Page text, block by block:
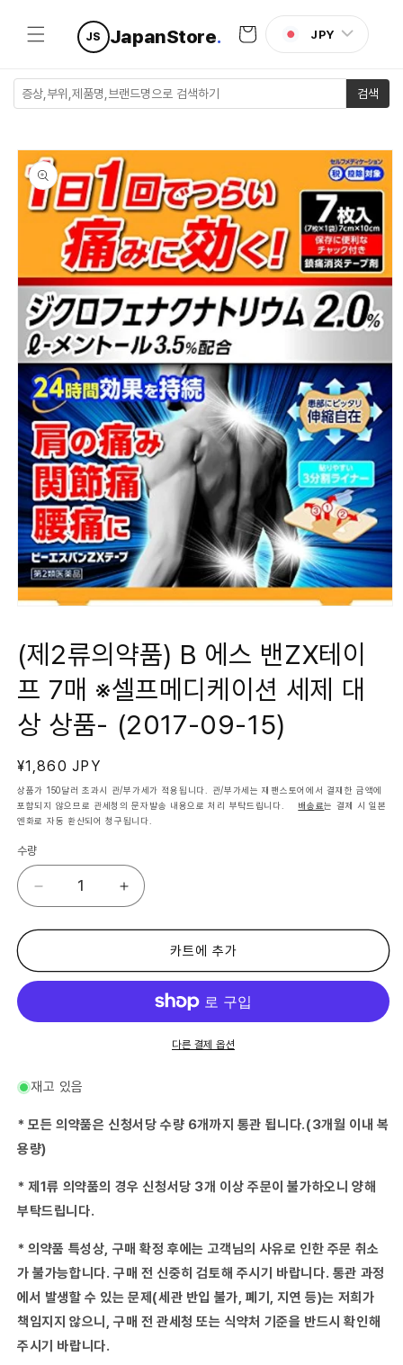
건너뛰기
JS JapanStore.
트
JPY
검색
제품 정보
로 건너뛰
기
에
서
미
디
어
열
(제2류의약품) B 에스 밴ZX테이
프 7매 ※셀프메디케이션 세제 대
상 상품- (2017-09-15)
정
가
¥1,860 JPY
상품가 150달러 초과시 관/부가세가 적용됩니다. 관/부가세는 재팬스토어에서 결재한 금액에
포함되지 않으므로 관세청의 문자발송 내용으로 처리 부탁드립니다. 배송료는 결제 시 일본
엔화로 자동 환산되어 청구됩니다.
수량
2
류
약
에
ZX
이
프
7
매
※
셀
메
디
케
이
션
세
(제
2
류
약
에
이
매
※
메
디
케
션
카트에 추가
다른 결제 옵션
재고 있음
* 모든 의약품은 신청서당 수량 6개까지 통관 됩니다.(3개월 이내 복
용량)
* 제1류 의약품의 경우 신청서당 3개 이상 주문이 불가하오니 양해
부탁드립니다.
* 의약품 특성상, 구매 확정 후에는 고객님의 사유로 인한 주문 취소
가 불가능합니다. 구매 전 신중히 검토해 주시기 바랍니다. 통관 과정
에서 발생할 수 있는 문제(세관 반입 불가, 폐기, 지연 등)는 저희가
책임지지 않으니, 구매 전 관세청 또는 식약처 기준을 반드시 확인해
주시기 바랍니다.